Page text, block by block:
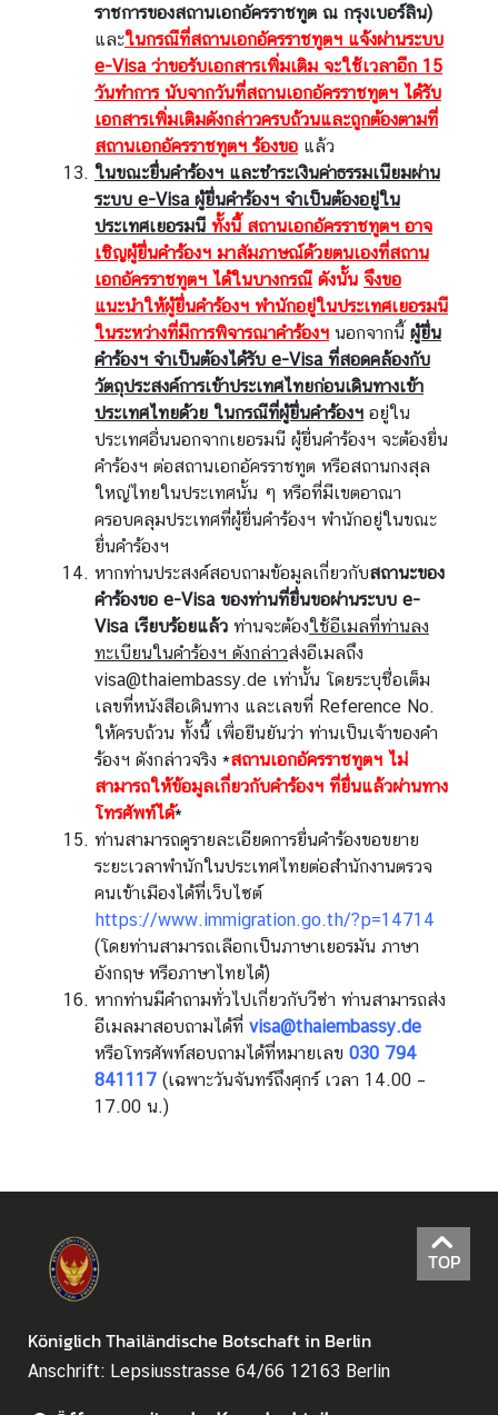
ราชการของสถานเอกอัครราชทูต ณ กรุงเบอร์ลิน)
และในกรณีที่สถานเอกอัครราชทูตฯ แจ้งผ่านระบบ
e-Visa ว่าขอรับเอกสารเพิ่มเติม จะใช้เวลาอีก 15
วันทำการ นับจากวันที่สถานเอกอัครราชทูตฯ ได้รับ
เอกสารเพิ่มเติมดังกล่าวครบถ้วนและถูกต้องตามที่
สถานเอกอัครราชทูตฯ ร้องขอ แล้ว
ในขณะยื่นคำร้องฯ และชำระเงินค่าธรรมเนียมผ่าน
ระบบ e-Visa ผู้ยื่นคำร้องฯ จำเป็นต้องอยู่ใน
ประเทศเยอรมนี ทั้งนี้ สถานเอกอัครราชทูตฯ อาจ
เชิญผู้ยื่นคำร้องฯ มาสัมภาษณ์ด้วยตนเองที่สถาน
เอกอัครราชทูตฯ ได้ในบางกรณี ดังนั้น จึงขอ
แนะนำให้ผู้ยื่นคำร้องฯ พำนักอยู่ในประเทศเยอรมนี
ในระหว่างที่มีการพิจารณาคำร้องฯ นอกจากนี้ ผู้ยื่น
คำร้องฯ จำเป็นต้องได้รับ e-Visa ที่สอดคล้องกับ
วัตถุประสงค์การเข้าประเทศไทยก่อนเดินทางเข้า
ประเทศไทยด้วย ในกรณีที่ผู้ยื่นคำร้องฯ อยู่ใน
ประเทศอื่นนอกจากเยอรมนี ผู้ยื่นคำร้องฯ จะต้องยื่น
คำร้องฯ ต่อสถานเอกอัครราชทูต หรือสถานกงสุล
ใหญ่ไทยในประเทศนั้น ๆ หรือที่มีเขตอาณา
ครอบคลุมประเทศที่ผู้ยื่นคำร้องฯ พำนักอยู่ในขณะ
ยื่นคำร้องฯ
หากท่านประสงค์สอบถามข้อมูลเกี่ยวกับสถานะของ
คำร้องขอ e-Visa ของท่านที่ยื่นขอผ่านระบบ e-
Visa เรียบร้อยแล้ว ท่านจะต้องใช้อีเมลที่ท่านลง
ทะเบียนในคำร้องฯ ดังกล่าวส่งอีเมลถึง
visa@thaiembassy.de เท่านั้น โดยระบุชื่อเต็ม
เลขที่หนังสือเดินทาง และเลขที่ Reference No.
ให้ครบถ้วน ทั้งนี้ เพื่อยืนยันว่า ท่านเป็นเจ้าของคำ
ร้องฯ ดังกล่าวจริง *สถานเอกอัครราชทูตฯ ไม่
สามารถให้ข้อมูลเกี่ยวกับคำร้องฯ ที่ยื่นแล้วผ่านทาง
โทรศัพท์ได้*
ท่านสามารถดูรายละเอียดการยื่นคำร้องขอขยาย
ระยะเวลาพำนักในประเทศไทยต่อสำนักงานตรวจ
คนเข้าเมืองได้ที่เว็บไซต์
https://www.immigration.go.th/?p=14714
(โดยท่านสามารถเลือกเป็นภาษาเยอรมัน ภาษา
อังกฤษ หรือภาษาไทยได้)
หากท่านมีคำถามทั่วไปเกี่ยวกับวีซ่า ท่านสามารถส่ง
อีเมลมาสอบถามได้ที่ visa@thaiembassy.de
หรือโทรศัพท์สอบถามได้ที่หมายเลข 030 794
841117 (เฉพาะวันจันทร์ถึงศุกร์ เวลา 14.00 –
17.00 น.)
TOP
Königlich Thailändische Botschaft in Berlin
Anschrift: Lepsiusstrasse 64/66 12163 Berlin